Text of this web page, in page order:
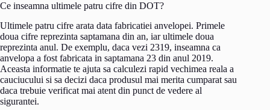
Ce inseamna ultimele patru cifre din DOT?
Ultimele patru cifre arata data fabricatiei anvelopei. Primele
doua cifre reprezinta saptamana din an, iar ultimele doua
reprezinta anul. De exemplu, daca vezi 2319, inseamna ca
anvelopa a fost fabricata in saptamana 23 din anul 2019.
Aceasta informatie te ajuta sa calculezi rapid vechimea reala a
cauciucului si sa decizi daca produsul mai merita cumparat sau
daca trebuie verificat mai atent din punct de vedere al
sigurantei.